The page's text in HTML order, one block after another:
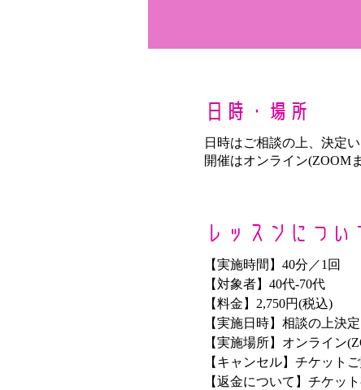
日時・場所
日時はご相談の上、決定
開催はオンライン(ZOOM
レッスンについ
【実施時間】40分／1回
【対象者】40代-70代
【料金】2,750円(税込)
【実施日時】相談の上決定
【実施場所】オンライン
【キャンセル】チケット
【返金について】チケッ